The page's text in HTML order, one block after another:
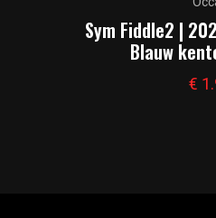
Sym Fiddle2 |
Blauw
€